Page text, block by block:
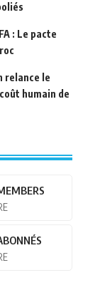
: Le pacte
relance le
humain de